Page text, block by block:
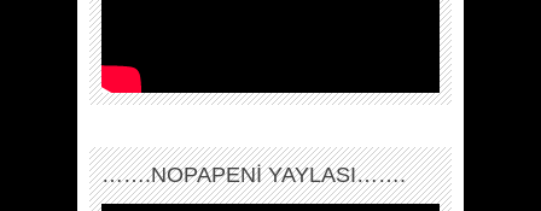
…….NOPAPENİ YAYLASI…….